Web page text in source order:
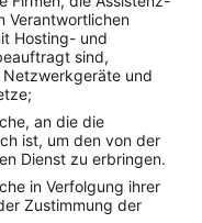
Verantwortlichen
Hosting- und
sind,
und
an die die
ist, um den von der
Dienst zu erbringen.
in Verfolgung ihrer
Zustimmung der